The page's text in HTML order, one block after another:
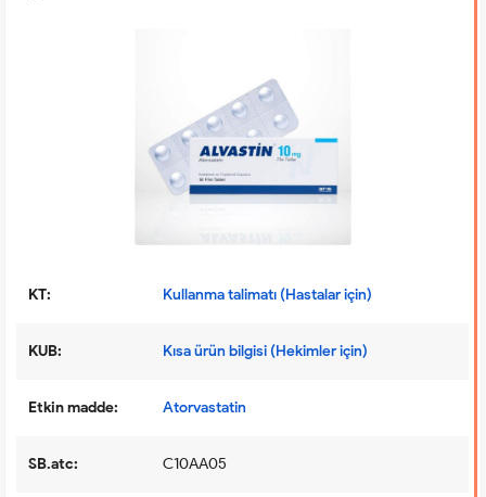
KT: Kullanma talimatı (Hastalar için)
KUB: Kısa ürün bilgisi (Hekimler için)
Etkin madde: Atorvastatin
SB.atc: C10AA05